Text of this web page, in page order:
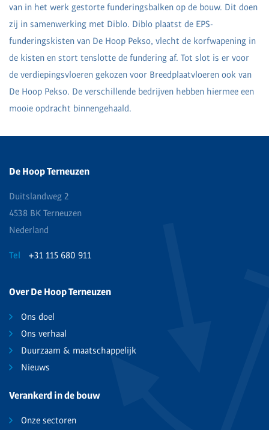
van in het werk gestorte funderingsbalken op de bouw. Dit doen
zij in samenwerking met Diblo. Diblo plaatst de EPS-
funderingskisten van De Hoop Pekso, vlecht de korfwapening in
de kisten en stort tenslotte de fundering af. Tot slot is er voor
de verdiepingsvloeren gekozen voor Breedplaatvloeren ook van
De Hoop Pekso. De verschillende bedrijven hebben hiermee een
mooie opdracht binnengehaald.
De Hoop Terneuzen
Duitslandweg 2
4538 BK Terneuzen
Nederland
Tel +31 115 680 911
Over De Hoop Terneuzen
Ons doel
Ons verhaal
Duurzaam & maatschappelijk
Nieuws
Verankerd in de bouw
Onze sectoren